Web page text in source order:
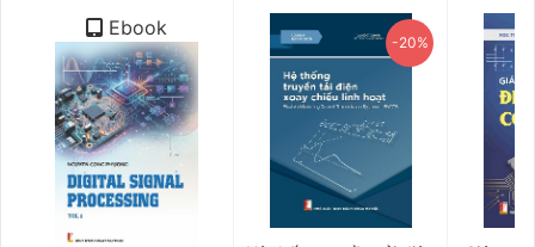
Ebook
-20%